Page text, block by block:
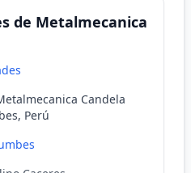
de Metalmecanica
Candela
Perú